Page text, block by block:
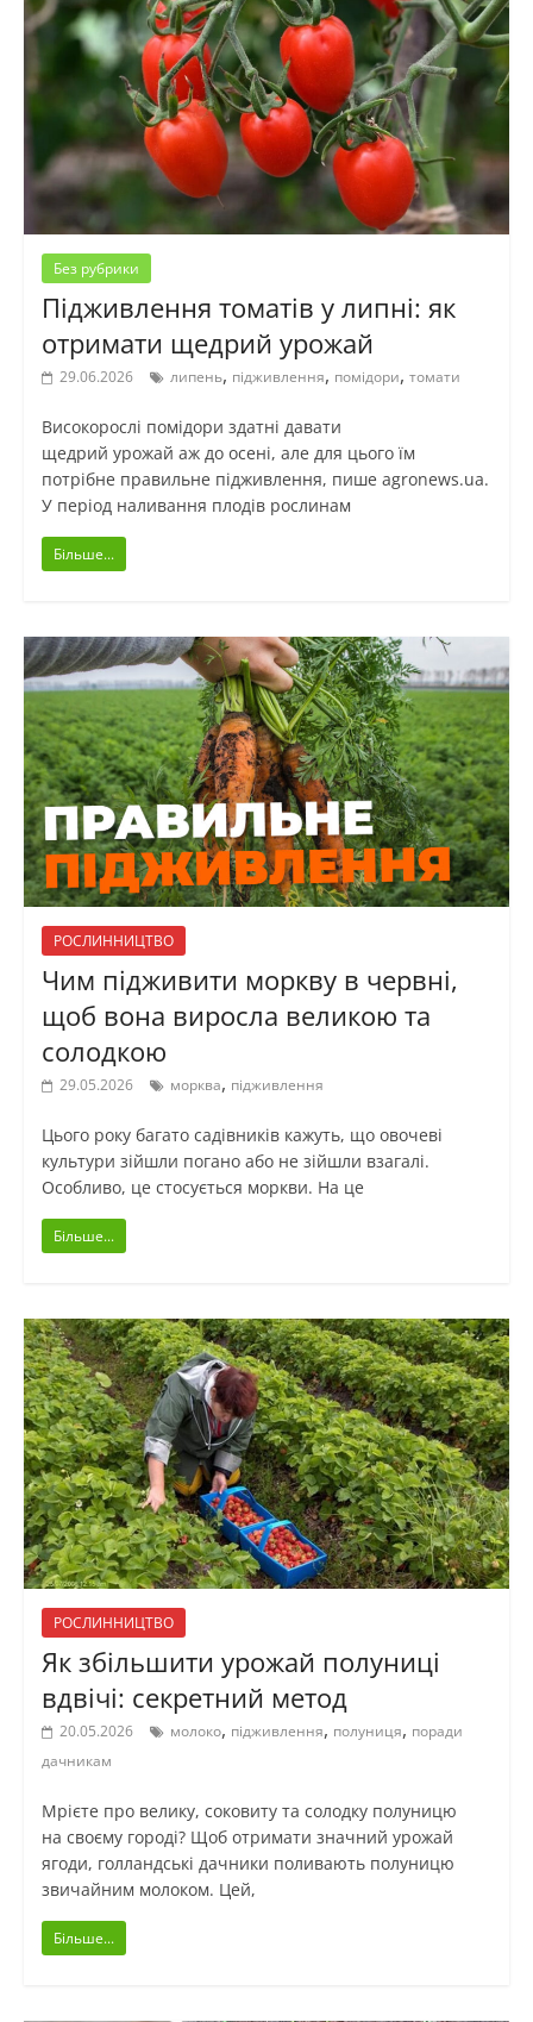
Без рубрики
Підживлення томатів у липні: як
отримати щедрий урожай
29.06.2026 липень, підживлення, помідори, томати
Високорослі помідори здатні давати
щедрий урожай аж до осені, але для цього їм
потрібне правильне підживлення, пише agronews.ua.
У період наливання плодів рослинам
Більше...
РОСЛИННИЦТВО
Чим підживити моркву в червні,
щоб вона виросла великою та
солодкою
29.05.2026 морква, підживлення
Цього року багато садівників кажуть, що овочеві
культури зійшли погано або не зійшли взагалі.
Особливо, це стосується моркви. На це
Більше...
РОСЛИННИЦТВО
Як збільшити урожай полуниці
вдвічі: секретний метод
20.05.2026 молоко, підживлення, полуниця, поради
дачникам
Мрієте про велику, соковиту та солодку полуницю
на своєму городі? Щоб отримати значний урожай
ягоди, голландські дачники поливають полуницю
звичайним молоком. Цей,
Більше...